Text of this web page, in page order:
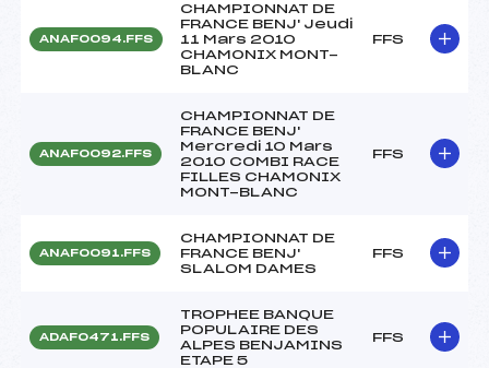
ANAF0094.FFS
CHAMPIONNAT DE
FRANCE BENJ' Jeudi
11 Mars 2010
CHAMONIX MONT-
BLANC
FFS
ANAF0092.FFS
CHAMPIONNAT DE
FRANCE BENJ'
Mercredi 10 Mars
2010 COMBI RACE
FILLES CHAMONIX
MONT-BLANC
FFS
ANAF0091.FFS
CHAMPIONNAT DE
FRANCE BENJ'
SLALOM DAMES
FFS
ADAF0471.FFS
TROPHEE BANQUE
POPULAIRE DES
ALPES BENJAMINS
ETAPE 5
FFS